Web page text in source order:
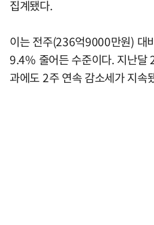
집계됐다.
이는 전주(236억9000만원) 대
9.4% 줄어든 수준이다. 지난달
과에도 2주 연속 감소세가 지속